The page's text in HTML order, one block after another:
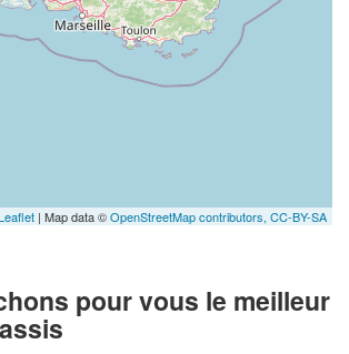
| Map data ©OpenStreetMap contributors, CC-BY-SA
pour vous le meilleur